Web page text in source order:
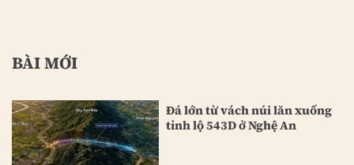
BÀI MỚI
Đá lớn từ vách núi lăn xuống
tỉnh lộ 543D ở Nghệ An